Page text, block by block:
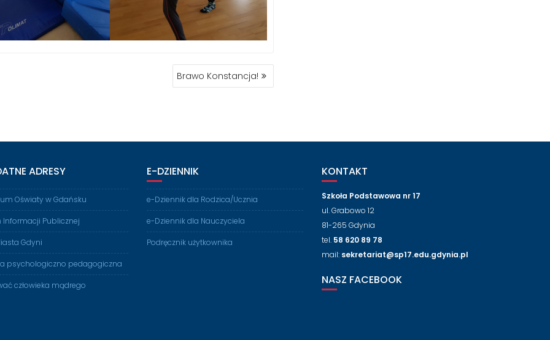
Brawo Konstancja!
ADRESY
Oświaty w Gdańsku
Informacji Publicznej
Gdyni
psychologiczno pedagogiczna
człowieka mądrego
E-DZIENNIK
e-Dziennik dla Rodzica/Ucznia
e-Dziennik dla Nauczyciela
Podręcznik użytkownika
KONTAKT
Szkoła Podstawowa nr 17
ul. Grabowo 12
81-265 Gdynia
tel. 58 620 89 78
mail: sekretariat@sp17.edu.gdynia.pl
NASZ FACEBOOK